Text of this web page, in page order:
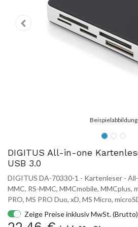
DIGITUS All-in-one
USB 3.0
DIGITUS DA-70330-1 - Kartenleser - All-
MMC, RS-MMC, MMCmobile, MMCplus,
PRO, MS PRO Duo, xD, MS Micro,
Zeige Preise inklusiv MwSt. (Brutto)